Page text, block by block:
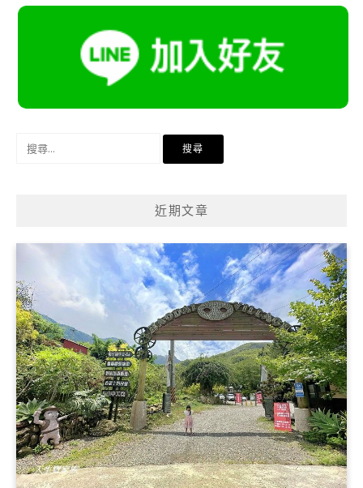
近期文章